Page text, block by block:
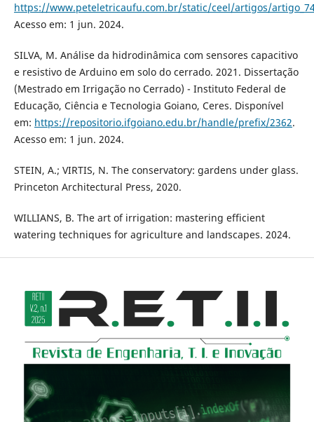
https://www.peteletricaufu.com.br/static/ceel/artigos/
Acesso em: 1 jun. 2024.
SILVA, M. Análise da hidrodinâmica com sensores capacitivo
e resistivo de Arduino em solo do cerrado. 2021. Dissertação
(Mestrado em Irrigação no Cerrado) - Instituto Federal de
Educação, Ciência e Tecnologia Goiano, Ceres. Disponível
em: https://repositorio.ifgoiano.edu.br/handle/prefix/2362.
Acesso em: 1 jun. 2024.
STEIN, A.; VIRTIS, N. The conservatory: gardens under glass.
Princeton Architectural Press, 2020.
WILLIANS, B. The art of irrigation: mastering efficient
watering techniques for agriculture and landscapes. 2024.